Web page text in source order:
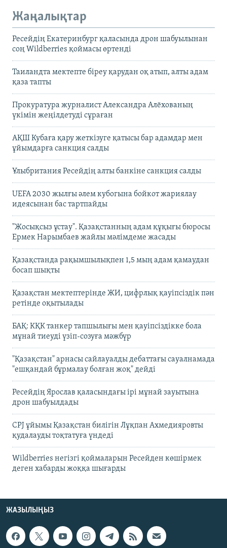
Жаңалықтар
Ресейдің Екатеринбург қаласында дрон шабуылынан
соң Wildberries қоймасы өртенді
Таиландта мектепте біреу қарудан оқ атып, алты адам
қаза тапты
Прокуратура журналист Александра Алёхованың
үкімін жеңілдетуді сұраған
АҚШ Кубаға қару жеткізуге қатысы бар адамдар мен
ұйымдарға санкция салды
Ұлыбритания Ресейдің алты банкіне санкция салды
UEFA 2030 жылғы әлем кубогына бойкот жариялау
идеясынан бас тартпайды
"Жосықсыз ұстау". Қазақстанның адам құқығы бюросы
Ермек Нарымбаев жайлы мәлімдеме жасады
Қазақстанда рақымшылықпен 1,5 мың адам қамаудан
босап шықты
Қазақстан мектептерінде ЖИ, цифрлық қауіпсіздік пән
ретінде оқытылады
БАҚ: КҚК танкер тапшылығы мен қауіпсіздікке бола
мұнай тиеуді үзіп-созуға мәжбүр
"Қазақстан" арнасы сайлауалды дебаттағы сауалнамада
"ешқандай бұрмалау болған жоқ" дейді
Ресейдің Ярослав қаласындағы ірі мұнай зауытына
дрон шабуылдады
CPJ ұйымы Қазақстан билігін Лұқпан Ахмедияровты
қудалауды тоқтатуға үндеді
Wildberries негізгі қоймаларын Ресейден көшірмек
деген хабарды жоққа шығарды
ЖАЗЫЛЫҢЫЗ